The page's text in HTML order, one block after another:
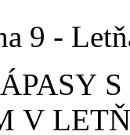
9 -
V